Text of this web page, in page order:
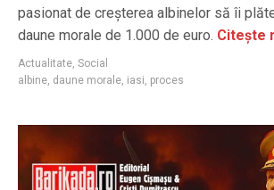
pasionat de creșterea albinelor să îi
daune morale de 1.000 de euro. Citește
Actualitate, Social
albine, daune morale, iasi, proces